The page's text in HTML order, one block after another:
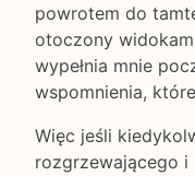
powrotem do
otoczony
wypełnia mnie
wspomnienia,
Więc jeśli
rozgrzewającego i